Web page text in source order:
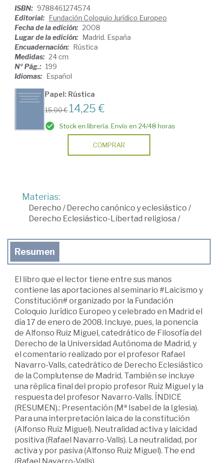
ISBN: 9788461274574
Editorial: Fundación Coloquio Jurídico Europeo
Fecha de la edición: 2008
Lugar de la edición: Madrid. España
Encuadernación: Rústica
Medidas: 24 cm
Nº Pág.: 199
Idiomas: Español
Papel: Rústica
15,00 € 14,25 €
Stock en librería. Envío en 24/48 horas
COMPRAR
Materias:
Derecho / Derecho canónico y eclesiástico /
Derecho Eclesiástico-Libertad religiosa /
Resumen
El libro que el lector tiene entre sus manos
contiene las aportaciones al seminario #Laicismo y
Constitución# organizado por la Fundación
Coloquio Jurídico Europeo y celebrado en Madrid el
día 17 de enero de 2008. Incluye, pues, la ponencia
de Alfonso Ruiz Miguel, catedrático de Filosofía del
Derecho de la Universidad Autónoma de Madrid, y
el comentario realizado por el profesor Rafael
Navarro-Valls, catedrático de Derecho Eclesiástico
de la Complutense de Madrid. También se incluye
una réplica final del propio profesor Ruiz Miguel y la
respuesta del profesor Navarro-Valls. ÍNDICE
(RESUMEN).: Presentación (Mª Isabel de la Iglesia).
Para una interpretación laica de la constitución
(Alfonso Ruiz Miguel). Neutralidad activa y laicidad
positiva (Rafael Navarro-Valls). La neutralidad, por
activa y por pasiva (Alfonso Ruiz Miguel). The end